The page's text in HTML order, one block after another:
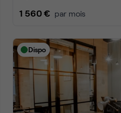
1 560 € par mois
Dispo